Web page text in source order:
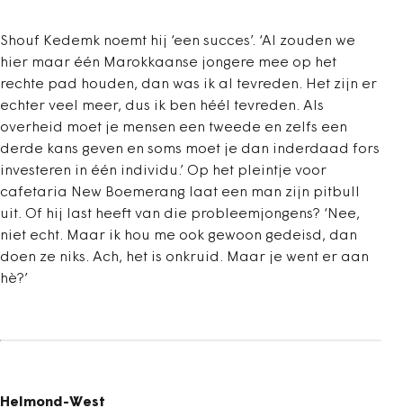
Shouf Kedemk noemt hij ‘een succes’. ‘Al zouden we
hier maar één Marokkaanse jongere mee op het
rechte pad houden, dan was ik al tevreden. Het zijn er
echter veel meer, dus ik ben héél tevreden. Als
overheid moet je mensen een tweede en zelfs een
derde kans geven en soms moet je dan inderdaad fors
investeren in één individu.’ Op het pleintje voor
cafetaria New Boemerang laat een man zijn pitbull
uit. Of hij last heeft van die probleemjongens? ‘Nee,
niet echt. Maar ik hou me ook gewoon gedeisd, dan
doen ze niks. Ach, het is onkruid. Maar je went er aan
hè?’
Helmond-West